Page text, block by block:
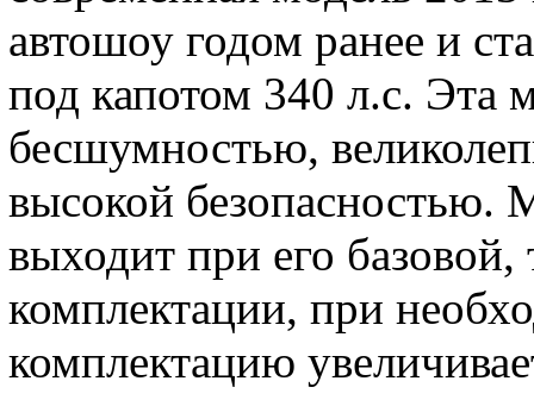
автошоу годом ранее и
под капотом 340 л.с. Эта
бесшумностью,
высокой безопасностью.
выходит при его
комплектации, при
комплектацию